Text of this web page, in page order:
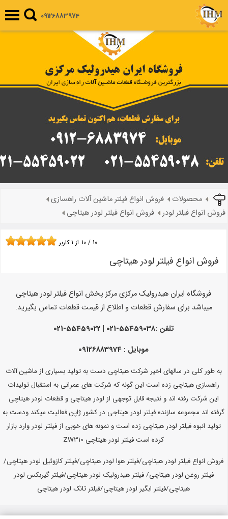
09126883974
محصولات
فروش انواع فیلتر ماشین آلات راهسازی
فروش انواع فیلتر لودر
فروش انواع فیلتر لودر هیتاچی
فروش انواع فیلتر لودر هیتاچی
10 / 10 از 1کاربر
فروشگاه ایران هیدرولیک مرکزی مرکز پخش انواع فیلتر لودر هیتاچی
میباشد برای سفارش قطعات و اطلاع از قیمت قطعات تماس بگیرید.
تلفن :55459038-021 | 55459022-021
موبایل : 09126883974
به طور کلی در سالهای اخیر شرکت هیتاچی دست به تولید بسیاری از ماشین آلات
راهسازی هیتاچی زده است این گونه که شرکت های عمرانی به استقبال تولیدات
این شرکت رفته اند و نتیجه قابل توجهی از لودر هیتاچی و قطعات لودر هیتاچی
گرفته اند مجموعه سازنده فیلتر لودر هیتاجی در کشور ژاپن فعالیت میکند ودست به
تولید انبوه فیلتر لودر هیتاچی زده است و نمونه های خوبی از فیلتر لودر وارد بازار
کرده است فیلتر لودر هیتاچی ZW310
فروش انواع فیلتر لودر هیتاچی/فیلتر هوا لودر هیتاچی/فیلتر کازوئیل لودر هیتاچی/
فیلتر روغن لودر هیتاچی/ فیلتر هیدرولیک لودر هیتاچی/فیلتر گیربکس لودر
هیتاچی/فیلتر ابگیر لودر هیتاچی/فیلتر تانک لودر هیتاچی